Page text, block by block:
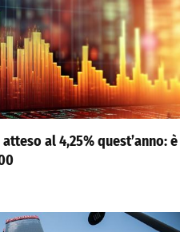
al 4,25% quest’anno: è